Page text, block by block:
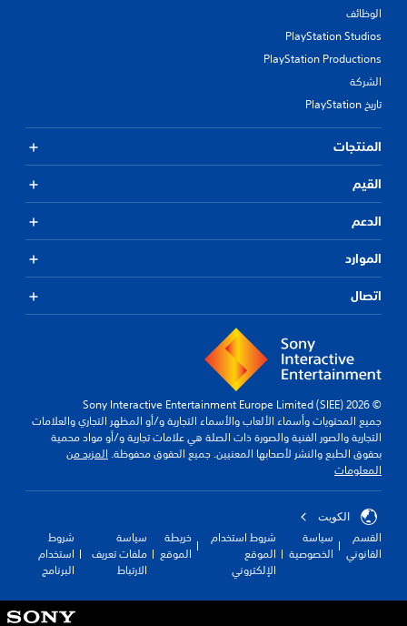
الوظائف
PlayStation Studios
PlayStation Productions
الشركة
تاريخ PlayStation
المنتجات
القيم
الدعم
الموارد
اتصال
© 2026 Sony Interactive Entertainment Europe Limited (SIEE)
جميع المحتويات وأسماء الألعاب والأسماء التجارية و/أو المظهر التجاري والعلامات
التجارية والصور الفنية والصورة ذات الصلة هي علامات تجارية و/أو مواد محمية
بحقوق الطبع والنشر لأصحابها المعنيين. جميع الحقوق محفوظة. المزيد من
المعلومات
الكويت‎
القسم
القانوني
سياسة
الخصوصية
شروط استخدام
الموقع
الإلكتروني
خريطة
الموقع
سياسة
ملفات تعريف
الارتباط
شروط
استخدام
البرنامج